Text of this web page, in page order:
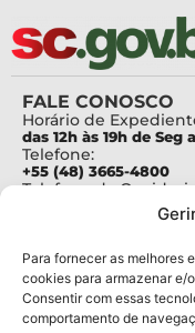
Para fornecer as melhores
cookies para armazenar e/
Consentir com essas
comportamento de
FALE CONOSCO
Horário de
das 12h às 19h de Seg
Telefone:
+55 (48) 3665-4800
Telefone da
Para assuntos
Para assuntos
Para assuntos